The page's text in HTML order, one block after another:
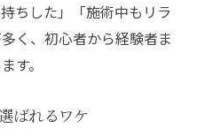
ちした」「施術中もリラ
く、初心者から経験者ま
す。
ばれるワケ